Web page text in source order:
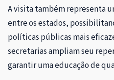
A visita também representa
entre os estados,
políticas públicas mais
secretarias ampliam seu
garantir uma educação de